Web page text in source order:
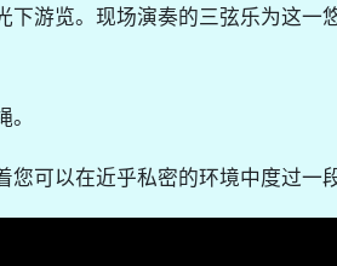
游览。 现场演奏的三弦乐为这一
可以在近乎私密的环境中度过一